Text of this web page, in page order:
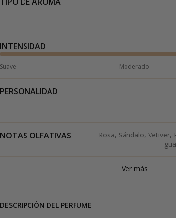
INTENSIDAD
Suave Moderado
PERSONALIDAD
NOTAS OLFATIVAS
Rosa, Sándalo,
Ver más
DESCRIPCIÓN DEL PERFUME